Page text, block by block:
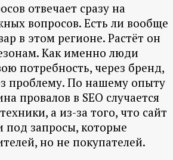
отвечает сразу на
вопросов. Есть ли вообще
в этом регионе. Растёт он
Как именно люди
потребность, через бренд,
проблему. По нашему опыту
провалов в SEO случается
а из-за того, что сайт
под запросы, которые
но не покупателей.